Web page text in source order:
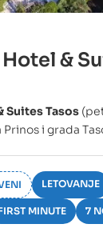
&
Suites Tasos
i grada
LETOVANJE
MINUTE 7